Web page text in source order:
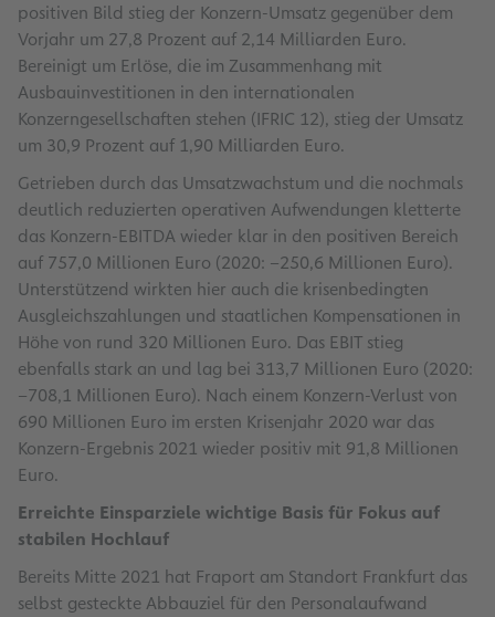
positiven Bild stieg der Konzern-Umsatz gegenüber dem
Vorjahr um 27,8 Prozent auf 2,14 Milliarden Euro.
Bereinigt um Erlöse, die im Zusammenhang mit
Ausbauinvestitionen in den internationalen
Konzerngesellschaften stehen (IFRIC 12), stieg der Umsatz
um 30,9 Prozent auf 1,90 Milliarden Euro.
Getrieben durch das Umsatzwachstum und die nochmals
deutlich reduzierten operativen Aufwendungen kletterte
das Konzern-EBITDA wieder klar in den positiven Bereich
auf 757,0 Millionen Euro (2020: –250,6 Millionen Euro).
Unterstützend wirkten hier auch die krisenbedingten
Ausgleichszahlungen und staatlichen Kompensationen in
Höhe von rund 320 Millionen Euro. Das EBIT stieg
ebenfalls stark an und lag bei 313,7 Millionen Euro (2020:
–708,1 Millionen Euro). Nach einem Konzern-Verlust von
690 Millionen Euro im ersten Krisenjahr 2020 war das
Konzern-Ergebnis 2021 wieder positiv mit 91,8 Millionen
Euro.
Erreichte Einsparziele wichtige Basis für Fokus auf
stabilen Hochlauf
Bereits Mitte 2021 hat Fraport am Standort Frankfurt das
selbst gesteckte Abbauziel für den Personalaufwand